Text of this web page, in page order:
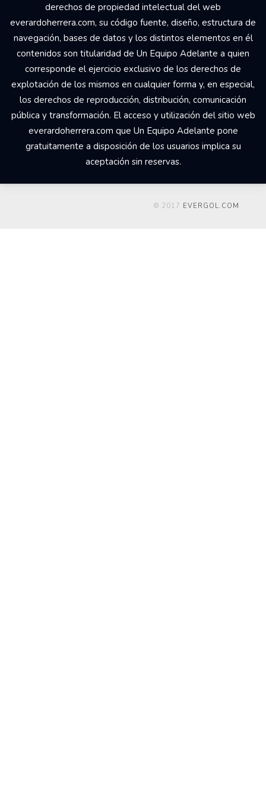
derechos de propiedad intelectual del web
everardoherrera.com, su código fuente, diseño, estructura de
navegación, bases de datos y los distintos elementos en él
contenidos son titularidad de Un Equipo Adelante a quien
corresponde el ejercicio exclusivo de los derechos de
explotación de los mismos en cualquier forma y, en especial,
los derechos de reproducción, distribución, comunicación
pública y transformación. El acceso y utilización del sitio web
everardoherrera.com que Un Equipo Adelante pone
gratuitamente a disposición de los usuarios implica su
aceptación sin reservas.
© 2017 EVERGOL.COM